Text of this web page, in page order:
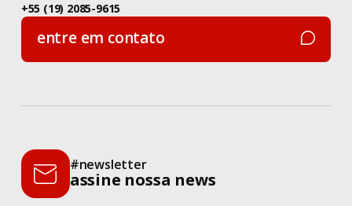
+55 (19) 2085-9615
entre em contato
entre em contato
#newsletter
assine nossa news